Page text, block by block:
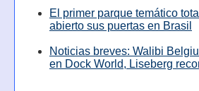
El primer parque temático
abierto sus puertas en Brasil
Noticias breves: Walibi
en Dock World, Liseberg